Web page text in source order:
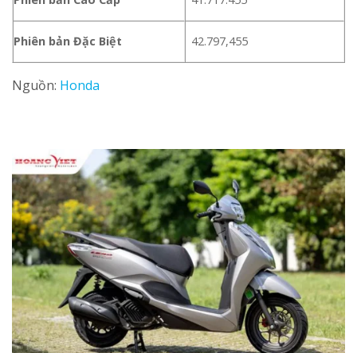
Phiên bản Đặc Biệt 42.797,455
Nguồn: Honda